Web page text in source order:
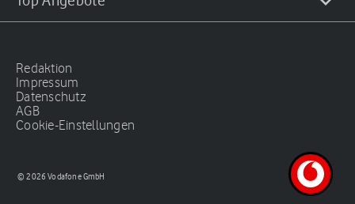
Redaktion
Impressum
Datenschutz
AGB
Cookie-Einstellungen
© 2026 Vodafone GmbH